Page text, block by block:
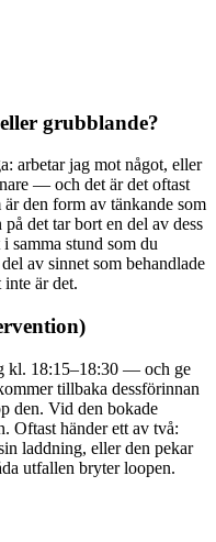
grubblande?
arbetar jag mot något, eller
— och det är det oftast
den form av tänkande som
det tar bort en del av dess
samma stund som du
av sinnet som behandlade
är det.
kl. 18:15–18:30 — och ge
tillbaka dessförinnan
den. Vid den bokade
Oftast händer ett av två:
laddning, eller den pekar
utfallen bryter loopen.